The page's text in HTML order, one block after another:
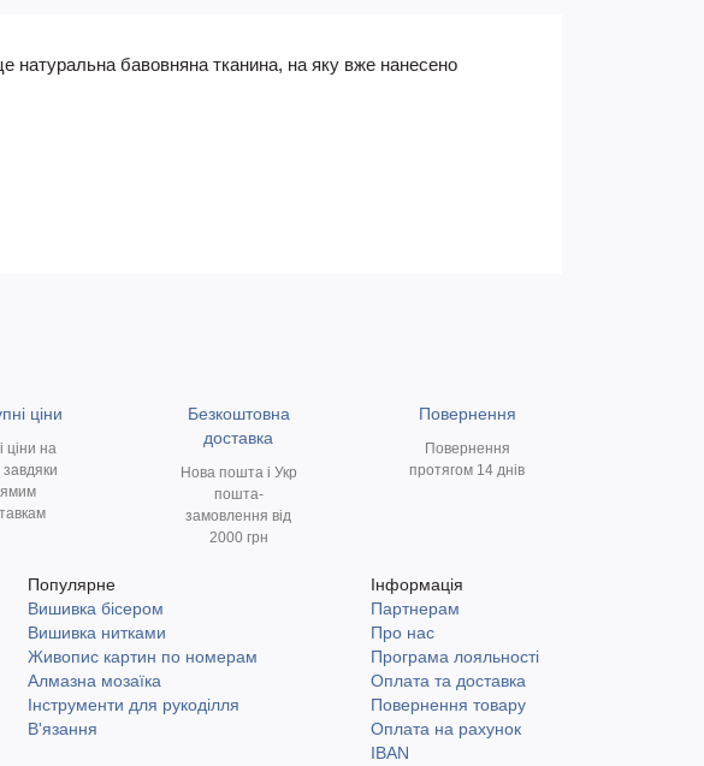
натуральна бавовняна тканина, на яку вже нанесено
ціни
ціни на
завдяки
Безкоштовна
доставка
Нова пошта і Укр
пошта-
замовлення від
2000 грн
Повернення
Повернення
протягом 14 днів
Популярне
Вишивка бісером
Вишивка нитками
Живопис картин по номерам
Алмазна мозаїка
Інструменти для рукоділля
В'язання
Інформація
Партнерам
Про нас
Програма лояльності
Оплата та доставка
Повернення товару
Оплата на рахунок
IBAN